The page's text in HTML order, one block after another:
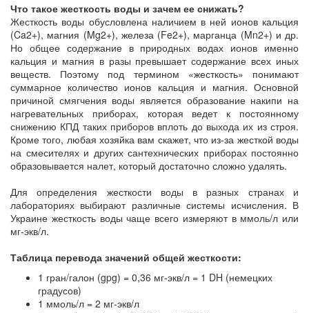
Что такое жесткость воды и зачем ее снижать?
Жесткость воды обусловлена наличием в ней ионов кальция
(Ca2+), магния (Mg2+), железа (Fe2+), марганца (Mn2+) и др.
Но общее содержание в природных водах ионов именно
кальция и магния в разы превышает содержание всех иных
веществ. Поэтому под термином «жесткость» понимают
суммарное количество ионов кальция и магния. Основной
причиной смягчения воды является образование накипи на
нагревательных приборах, которая ведет к постоянному
снижению КПД таких приборов вплоть до выхода их из строя.
Кроме того, любая хозяйка вам скажет, что из-за жесткой воды
на смесителях и других сантехнических приборах постоянно
образовывается налет, который достаточно сложно удалять.
Для определения жесткости воды в разных странах и
лабораториях выбирают различные системы исчисления. В
Украине жесткость воды чаще всего измеряют в ммоль/л или
мг-экв/л.
Таблица перевода значений общей жесткости:
1 гран/галон (gpg) = 0,36 мг-экв/л = 1 DH (немецких
градусов)
1 ммоль/л = 2 мг-экв/л